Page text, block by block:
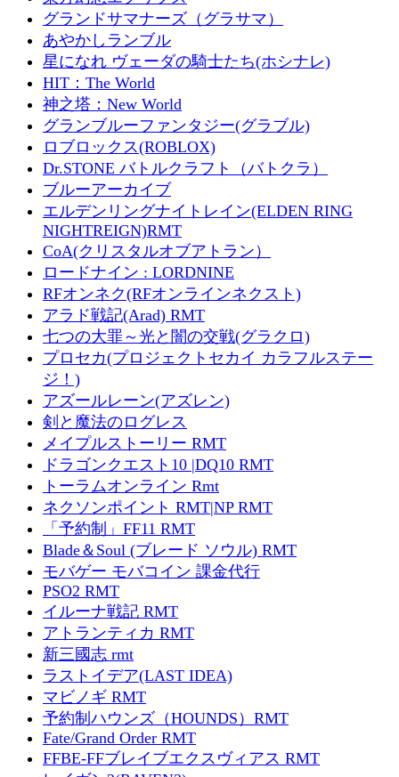
グランドサマナーズ（グラサマ）
あやかしランブル
星になれ ヴェーダの騎士たち(ホシナレ)
HIT：The World
神之塔：New World
グランブルーファンタジー(グラブル)
ロブロックス(ROBLOX)
Dr.STONE バトルクラフト（バトクラ）
ブルーアーカイブ
エルデンリングナイトレイン(ELDEN RING
NIGHTREIGN)RMT
CoA(クリスタルオブアトラン）
ロードナイン : LORDNINE
RFオンネク(RFオンラインネクスト)
アラド戦記(Arad) RMT
七つの大罪～光と闇の交戦(グラクロ)
プロセカ(プロジェクトセカイ カラフルステー
ジ！)
アズールレーン(アズレン)
剣と魔法のログレス
メイプルストーリー RMT
ドラゴンクエスト10 |DQ10 RMT
トーラムオンライン Rmt
ネクソンポイント RMT|NP RMT
「予約制」FF11 RMT
Blade＆Soul (ブレード ソウル) RMT
モバゲー モバコイン 課金代行
PSO2 RMT
イルーナ戦記 RMT
アトランティカ RMT
新三國志 rmt
ラストイデア(LAST IDEA)
マビノギ RMT
予約制ハウンズ（HOUNDS）RMT
Fate/Grand Order RMT
FFBE-FFブレイブエクスヴィアス RMT